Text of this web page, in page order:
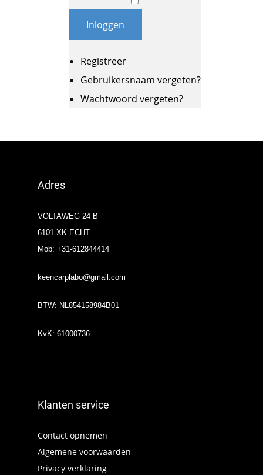
Inloggen
Registreer
Gebruikersnaam vergeten?
Wachtwoord vergeten?
Adres
VOLTAWEG 24 B
6101 XK ECHT
Mob: +31-612844414
keencarplabo@gmail.com
BTW: NL854158984B01
KvK: 61000736
Klanten service
Contact opnemen
Algemene voorwaarden
Privacy verklaring